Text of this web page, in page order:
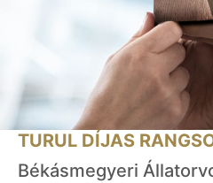
TURUL DÍJAS
Békásmegyeri